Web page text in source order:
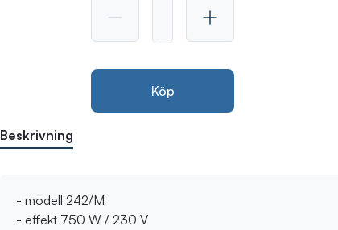
Köp
Beskrivning
- modell 242/M
- effekt 750 W / 230 V